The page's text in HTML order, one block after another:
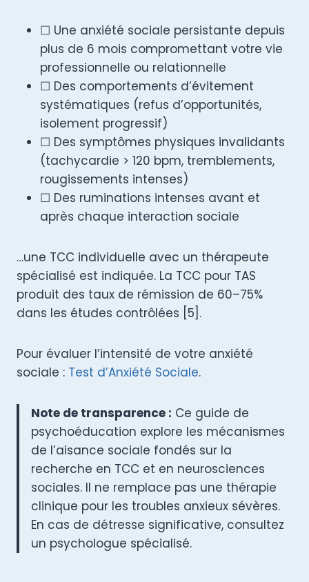
☐ Une anxiété sociale persistante depuis
plus de 6 mois compromettant votre vie
professionnelle ou relationnelle
☐ Des comportements d’évitement
systématiques (refus d’opportunités,
isolement progressif)
☐ Des symptômes physiques invalidants
(tachycardie > 120 bpm, tremblements,
rougissements intenses)
☐ Des ruminations intenses avant et
après chaque interaction sociale
…une TCC individuelle avec un thérapeute
spécialisé est indiquée. La TCC pour TAS
produit des taux de rémission de 60–75%
dans les études contrôlées [5].
Pour évaluer l’intensité de votre anxiété
sociale : Test d’Anxiété Sociale.
Note de transparence : Ce guide de
psychoéducation explore les mécanismes
de l’aisance sociale fondés sur la
recherche en TCC et en neurosciences
sociales. Il ne remplace pas une thérapie
clinique pour les troubles anxieux sévères.
En cas de détresse significative, consultez
un psychologue spécialisé.